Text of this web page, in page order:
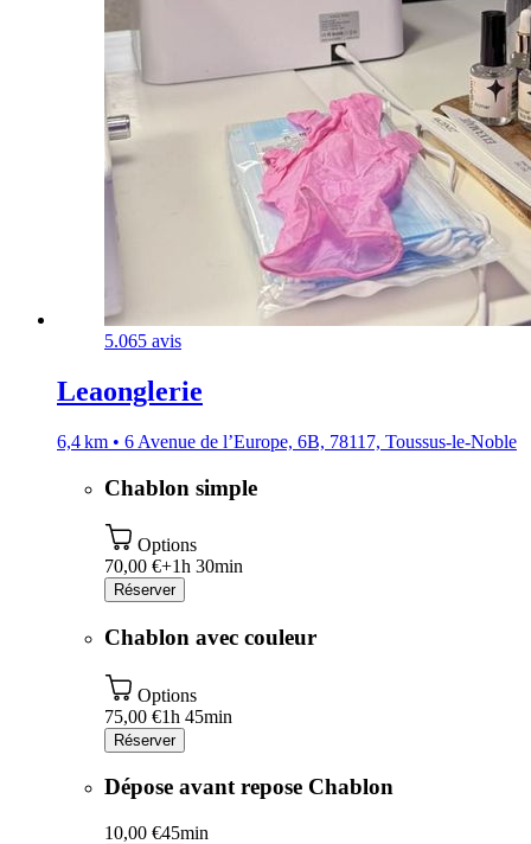
5.065 avis
Leaonglerie
6,4 km • 6 Avenue de l’Europe, 6B, 78117, Toussus-le-Noble
Chablon simple
Options
70,00 €+1h 30min
Réserver
Chablon avec couleur
Options
75,00 €1h 45min
Réserver
Dépose avant repose Chablon
10,00 €45min